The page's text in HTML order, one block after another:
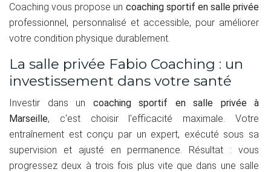
Coaching vous propose un coaching sportif en salle privée
professionnel, personnalisé et accessible, pour améliorer
votre condition physique durablement.
La salle privée Fabio Coaching : un
investissement dans votre santé
Investir dans un coaching sportif en salle privée à
Marseille, c'est choisir l'efficacité maximale. Votre
entraînement est conçu par un expert, exécuté sous sa
supervision et ajusté en permanence. Résultat : vous
progressez deux à trois fois plus vite que dans une salle